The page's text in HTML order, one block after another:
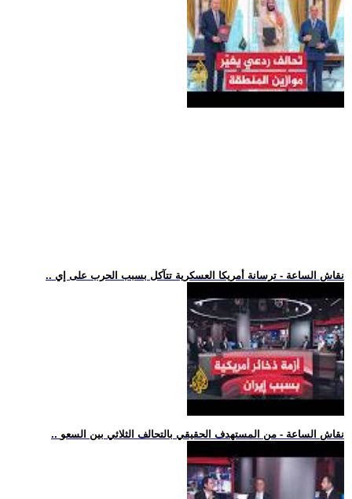
.. نقاش الساعة - ترسانة أمريكا العسكرية تتآكل بسبب الحرب على إي
.. نقاش الساعة - من المستهدف الحقيقي بالتحالف الثلاثي بين السعو